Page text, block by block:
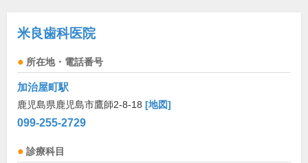
米良歯科医院
所在地・電話番号
加治屋町駅
鹿児島県鹿児島市鷹師2-8-18 [地図]
099-255-2729
診療科目